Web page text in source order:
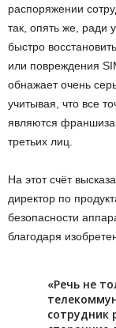
распоряжении
так, опять же, ради
быстро
или повреждения
обнажает очень
учитывая, что все
являются
третьих лиц.
На этот счёт
директор по
безопасности
благодаря
«Речь не
сотрудник